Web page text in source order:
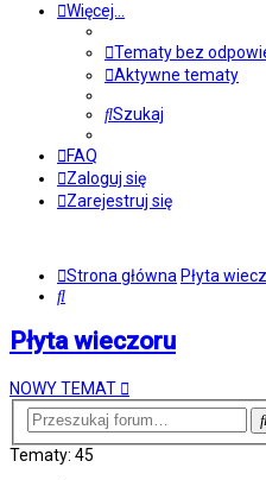
Więcej…
Tematy bez
Aktywne tematy
Szukaj
FAQ
Zaloguj się
Zarejestruj się
Strona główna Płyta
Szukaj
Płyta wieczoru
NOWY TEMAT
Tematy: 45